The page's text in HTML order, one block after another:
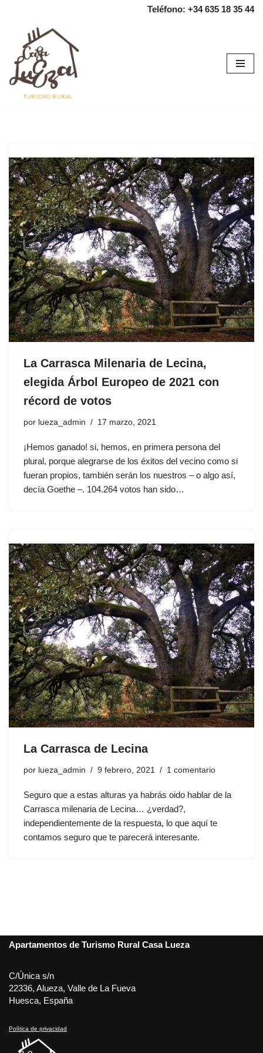
Saltar
contenido
Teléfono: +34 635 18 35 44
La Carrasca Milenaria de Lecina,
elegida Árbol Europeo de 2021 con
récord de votos
por lueza_admin 17 marzo, 2021
¡Hemos ganado! si, hemos, en primera persona del
plural, porque alegrarse de los éxitos del vecino como si
fueran propios, también serán los nuestros – o algo así,
decía Goethe –. 104.264 votos han sido…
La Carrasca de Lecina
por lueza_admin 9 febrero, 2021 1 comentario
Seguro que a estas alturas ya habrás oido hablar de la
Carrasca milenaria de Lecina… ¿verdad?,
independientemente de la respuesta, lo que aquí te
contamos seguro que te parecerá interesante.
Apartamentos de Turismo Rural Casa Lueza
C/Única s/n
22336, Alueza, Valle de La Fueva
Huesca, España
Política de privacidad